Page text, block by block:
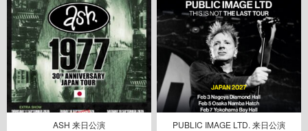
ASH 来日公演 PUBLIC IMAGE LTD. 来日公演